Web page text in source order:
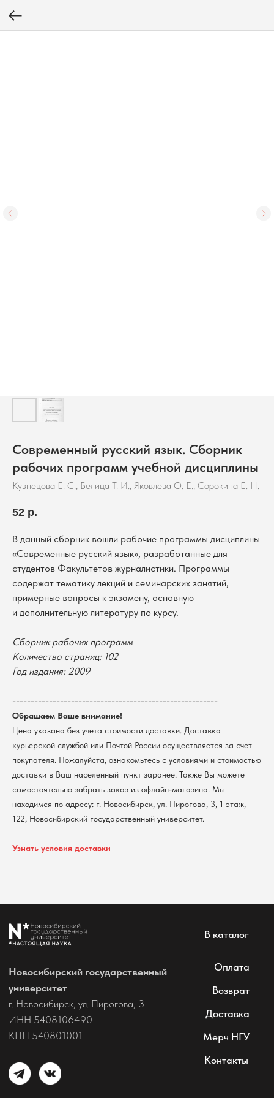
Современный русский язык. Сборник
рабочих программ учебной дисциплины
Кузнецова Е. С., Белица Т. И., Яковлева О. Е., Сорокина Е. Н.
52 р.
В данный сборник вошли рабочие программы дисциплины
«Современные русский язык», разработанные для
студентов Факультетов журналистики. Программы
содержат тематику лекций и семинарских занятий,
примерные вопросы к экзамену, основную
и дополнительную литературу по курсу.
Сборник рабочих программ
Количество страниц: 102
Год издания: 2009
--------------------------------------------------------
Обращаем Ваше внимание!
Цена указана без учета стоимости доставки. Доставка
курьерской службой или Почтой России осуществляется за счет
покупателя. Пожалуйста, ознакомьтесь с условиями и стоимостью
доставки в Ваш населенный пункт заранее. Также Вы можете
самостоятельно забрать заказ из офлайн-магазина. Мы
находимся по адресу: г. Новосибирск, ул. Пирогова, 3, 1 этаж,
122, Новосибирский государственный университет.
Узнать условия доставки
Политика обработки персональных данных
Согласие на обработку персональных данных
пользователей сайта
г. Новосибирск, ул. Пирогова, 3
ИНН 5408106490